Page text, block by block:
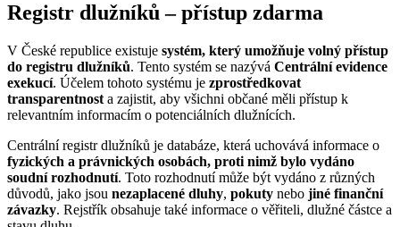
Registr dlužníků – přístup zdarma
V České republice existuje systém, který umožňuje volný přístup
do registru dlužníků. Tento systém se nazývá Centrální evidence
exekucí. Účelem tohoto systému je zprostředkovat
transparentnost a zajistit, aby všichni občané měli přístup k
relevantním informacím o potenciálních dlužnících.
Centrální registr dlužníků je databáze, která uchovává informace o
fyzických a právnických osobách, proti nimž bylo vydáno
soudní rozhodnutí. Toto rozhodnutí může být vydáno z různých
důvodů, jako jsou nezaplacené dluhy, pokuty nebo jiné finanční
závazky. Rejstřík obsahuje také informace o věřiteli, dlužné částce a